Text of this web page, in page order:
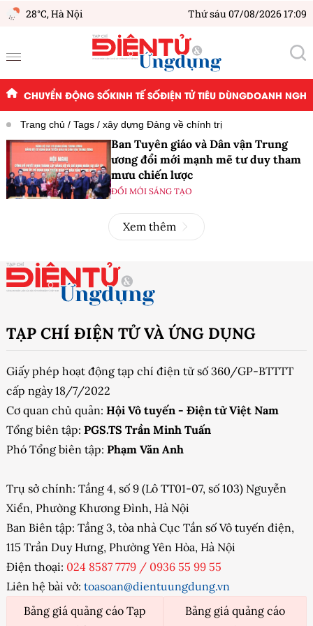
28°C,Hà Nội Thứ sáu 07/08/2026 17:09
CHUYỂN ĐỘNG SỐKINH TẾ SỐĐIỆN TỬ TIÊU DÙNGDOANH
Trang chủ Tags xây dựng Đảng về chính trị
Ban Tuyên giáo và Dân vận Trung
ương đổi mới mạnh mẽ tư duy tham
mưu chiến lược
ĐỔI MỚI SÁNG TẠO
Xem thêm
TẠP CHÍ ĐIỆN TỬ VÀ ỨNG DỤNG
Giấy phép hoạt động tạp chí điện tử số 360/GP-BTTTT
cấp ngày 18/7/2022
Cơ quan chủ quản: Hội Vô tuyến - Điện tử Việt Nam
Tổng biên tập: PGS.TS Trần Minh Tuấn
Phó Tổng biên tập: Phạm Văn Anh
Trụ sở chính: Tầng 4, số 9 (Lô TT01-07, số 103) Nguyễn
Xiển, Phường Khương Đình, Hà Nội
Ban Biên tập: Tầng 3, tòa nhà Cục Tần số Vô tuyến điện,
115 Trần Duy Hưng, Phường Yên Hòa, Hà Nội
Điện thoại: 024 8587 7779 / 0936 55 99 55
Liên hệ bài vở: toasoan@dientuungdung.vn
Bảng giá quảng cáo Tạp
Bảng giá quảng cáo